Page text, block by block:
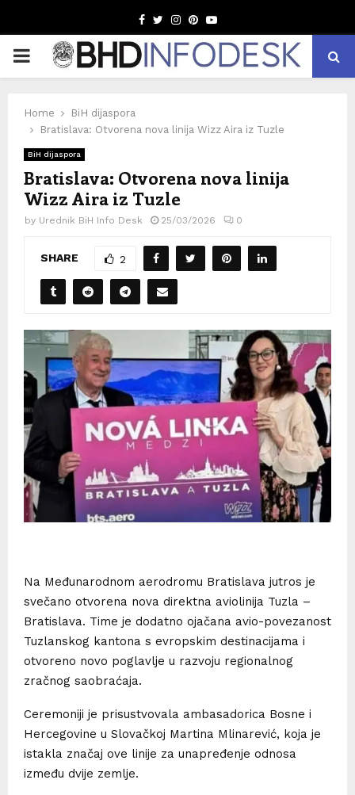
Facebook
TwitterInstagram
Pinterest
Youtube
PRIMARY
Home
BiH dijaspora
Bratislava: Otvorena nova linija Wizz Aira iz Tuzle
BiH dijaspora
Bratislava: Otvorena nova linija
Wizz Aira iz Tuzle
by Urednik BiH Info Desk 25/03/2026 0
SHARE 2
Na Međunarodnom aerodromu Bratislava jutros je
svečano otvorena nova direktna aviolinija Tuzla –
Bratislava. Time je dodatno ojačana avio-povezanost
Tuzlanskog kantona s evropskim destinacijama i
otvoreno novo poglavlje u razvoju regionalnog
zračnog saobraćaja.
Ceremoniji je prisustvovala ambasadorica Bosne i
Hercegovine u Slovačkoj Martina Mlinarević, koja je
istakla značaj ove linije za unapređenje odnosa
između dvije zemlje.